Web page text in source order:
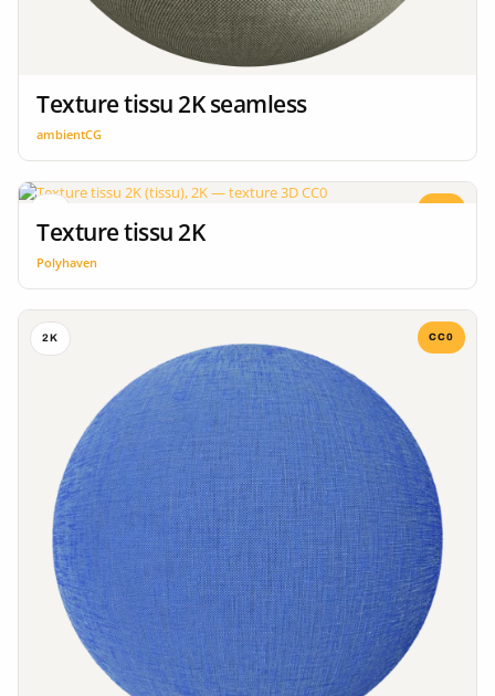
Texture tissu 2K seamless
ambientCG
Texture tissu 2K
Polyhaven
2K CC0